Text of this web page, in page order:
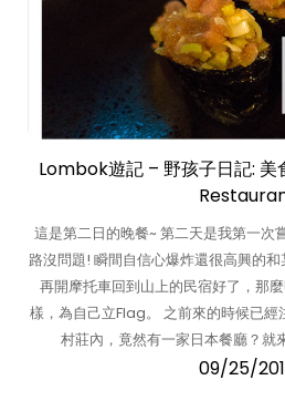
Lombok遊記 – 野孩子日記:
這是第二日的晚餐~ 第二天是我第一次
路沒問題! 瞬間自信心爆炸還很高興的
再開摩托車回到山上的民宿好了，那
樣，為自己立Flag。 之前來的時候已經
村莊內，竟然有一家日本餐廳？就
09/25/